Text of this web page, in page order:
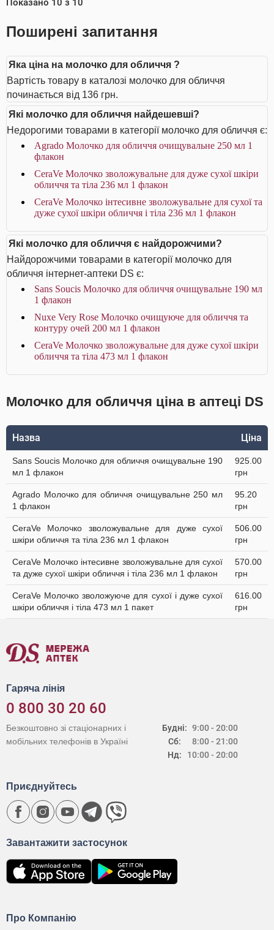
Показано 10 з 10
Поширені запитання
Яка ціна на молочко для обличчя ?
Вартість товару в каталозі молочко для обличчя
починається від 136 грн.
Які молочко для обличчя найдешевші?
Недорогими товарами в категорії молочко для обличчя є:
Agrado Молочко для обличчя очищувальне 250 мл 1
флакон
CeraVe Молочко зволожувальне для дуже сухої шкіри
обличчя та тіла 236 мл 1 флакон
CeraVe Молочко інтесивне зволожувальне для сухої та
дуже сухої шкіри обличчя і тіла 236 мл 1 флакон
Які молочко для обличчя є найдорожчими?
Найдорожчими товарами в категорії молочко для
обличчя інтернет-аптеки DS є:
Sans Soucis Молочко для обличчя очищувальне 190 мл
1 флакон
Nuxe Very Rose Молочко очищуюче для обличчя та
контуру очей 200 мл 1 флакон
CeraVe Молочко зволожувальне для дуже сухої шкіри
обличчя та тіла 473 мл 1 флакон
Молочко для обличчя ціна в аптеці DS
Назва Ціна
Sans Soucis Молочко для обличчя очищувальне 190
мл 1 флакон
925.00
грн
Agrado Молочко для обличчя очищувальне 250 мл
1 флакон
95.20
грн
CeraVe Молочко зволожувальне для дуже сухої
шкіри обличчя та тіла 236 мл 1 флакон
506.00
грн
CeraVe Молочко інтесивне зволожувальне для сухої
та дуже сухої шкіри обличчя і тіла 236 мл 1 флакон
570.00
грн
CeraVe Молочко зволожуюче для сухої і дуже сухої
шкіри обличчя і тіла 473 мл 1 пакет
616.00
грн
Гаряча лінія
0 800 30 20 60
Будні:
Сб:
Нд:
9:00 - 20:00
8:00 - 21:00
10:00 - 20:00
Безкоштовно зі стаціонарних і
мобільних телефонів в Україні
Про Компанію
Завантажити застосунок
Приєднуйтесь